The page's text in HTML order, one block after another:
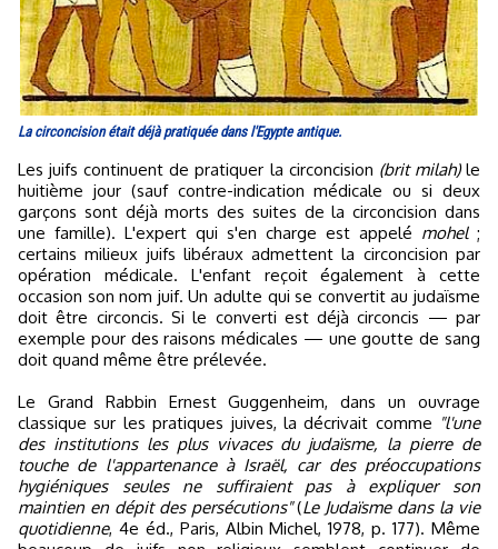
La circoncision était déjà pratiquée dans l'Egypte antique.
Les juifs continuent de pratiquer la circoncision (brit milah)le
huitième jour (sauf contre-indication médicale ou si deux
garçons sont déjà morts des suites de la circoncision dans
une famille). L'expert qui s'en charge est appelé mohel ;
certains milieux juifs libéraux admettent la circoncision par
opération médicale. L'enfant reçoit également à cette
occasion son nom juif. Un adulte qui se convertit au judaïsme
doit être circoncis. Si le converti est déjà circoncis — par
exemple pour des raisons médicales — une goutte de sang
doit quand même être prélevée.
Le Grand Rabbin Ernest Guggenheim, dans un ouvrage
classique sur les pratiques juives, la décrivait comme "l'une
des institutions les plus vivaces du judaïsme, la pierre de
touche de l'appartenance à Israël, car des préoccupations
hygiéniques seules ne suffiraient pas à expliquer son
maintien en dépit des persécutions"(Le Judaïsme dans la vie
quotidienne, 4e éd., Paris, Albin Michel, 1978, p. 177). Même